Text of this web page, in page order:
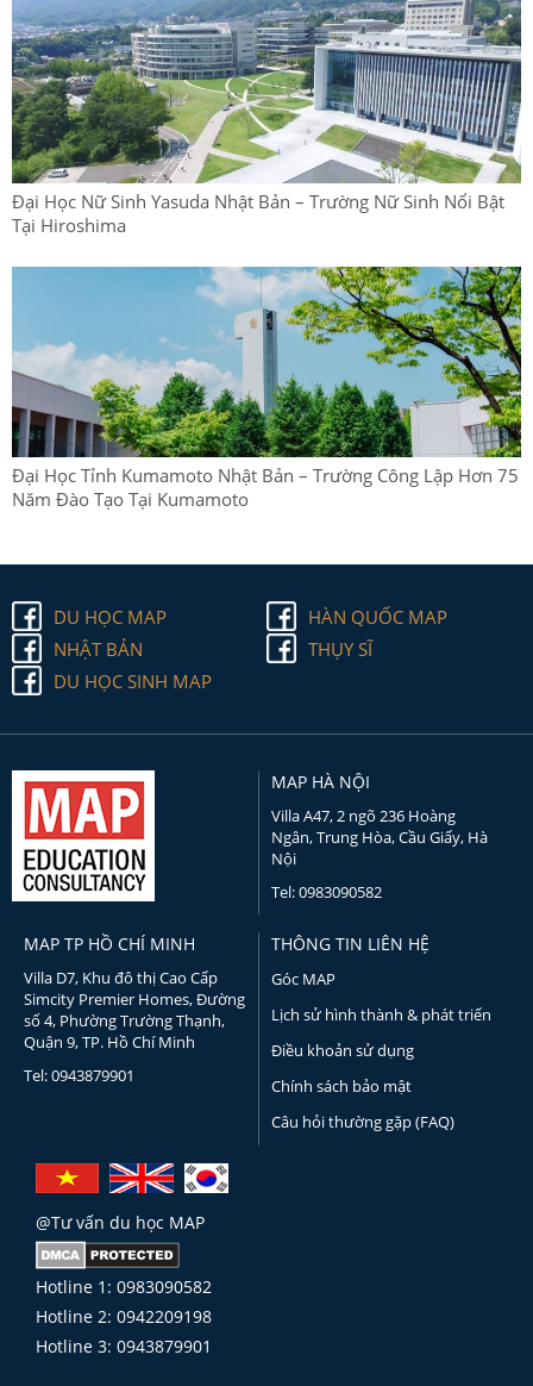
Đại Học Nữ Sinh Yasuda Nhật Bản – Trường Nữ Sinh Nổi Bật
Tại Hiroshima
Đại Học Tỉnh Kumamoto Nhật Bản – Trường Công Lập Hơn 75
Năm Đào Tạo Tại Kumamoto
DU HỌC MAP
HÀN QUỐC MAP
NHẬT BẢN
THỤY SĨ
DU HỌC SINH MAP
MAP HÀ NỘI
Villa A47, 2 ngõ 236 Hoàng
Ngân, Trung Hòa, Cầu Giấy, Hà
Nội
Tel: 0983090582
MAP TP HỒ CHÍ MINH
Villa D7, Khu đô thị Cao Cấp
Simcity Premier Homes, Đường
số 4, Phường Trường Thạnh,
Quận 9, TP. Hồ Chí Minh
Tel: 0943879901
THÔNG TIN LIÊN HỆ
Góc MAP
Lịch sử hình thành & phát triển
Điều khoản sử dụng
Chính sách bảo mật
Câu hỏi thường gặp (FAQ)
@Tư vấn du học MAP
Hotline 1: 0983090582
Hotline 2: 0942209198
Hotline 3: 0943879901